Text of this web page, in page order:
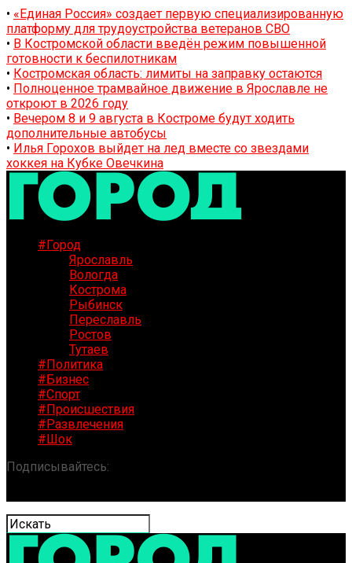
• «Единая Россия» создает первую специализированную
платформу для трудоустройства ветеранов СВО
• В Костромской области введён режим повышенной
готовности к беспилотникам
• Костромская область: лимиты на заправку остаются
• Полноценное трамвайное движение в Ярославле не
откроют в 2026 году
• Вечером 8 и 9 августа в Костроме будут ходить
дополнительные автобусы
• Илья Горохов выйдет на лед вместе со звездами
хоккея на Кубке Овечкина
#Город
Ярославль
Вологда
Кострома
Рыбинск
Переславль
Ростов
Тутаев
#Политика
#Бизнес
#Спорт
#Происшествия
#Развлечения
#Шок
Подписывайтесь: